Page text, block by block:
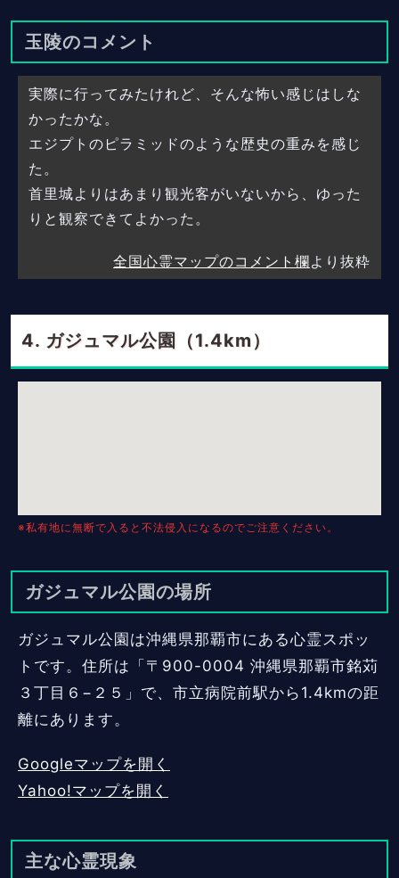
玉陵のコメント
実際に行ってみたけれど、そんな怖い感じはしな
かったかな。
エジプトのピラミッドのような歴史の重みを感じ
た。
首里城よりはあまり観光客がいないから、ゆった
りと観察できてよかった。
全国心霊マップのコメント欄より抜粋
ガジュマル公園（1.4km）
※私有地に無断で入ると不法侵入になるのでご注意ください。
ガジュマル公園の場所
ガジュマル公園は沖縄県那覇市にある心霊スポッ
トです。住所は「〒900-0004 沖縄県那覇市銘苅
３丁目６−２５」で、市立病院前駅から1.4kmの距
離にあります。
Googleマップを開く
Yahoo!マップを開く
主な心霊現象